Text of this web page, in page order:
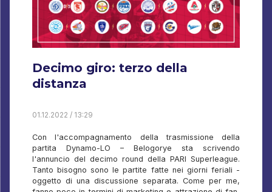
Decimo giro: terzo della
distanza
01.12.2022 / 13:29
Con l'accompagnamento della trasmissione della
partita Dynamo-LO – Belogorye sta scrivendo
l'annuncio del decimo round della PARI Superleague.
Tanto bisogno sono le partite fatte nei giorni feriali -
oggetto di una discussione separata. Come per me,